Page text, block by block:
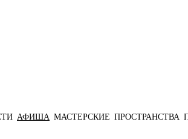
АФИША МАСТЕРСКИЕ ПРОСТРАНСТВА